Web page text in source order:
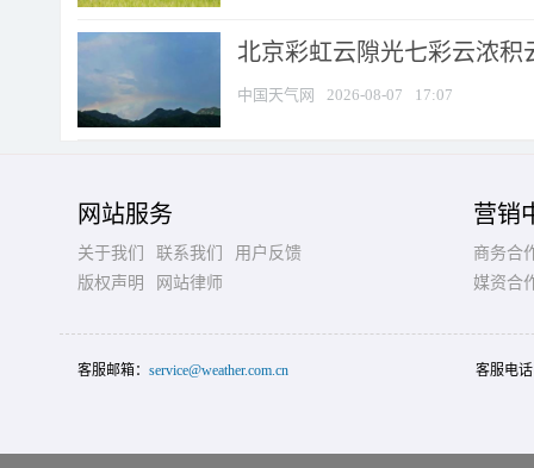
北京彩虹云隙光七彩云浓积
中国天气网 2026-08-07 17:07
网站服务
关于我们 联系我们
用户反馈
版权声明
网站律师
营销
商务合
媒资合
客服邮箱： service@weather.com.cn 客服电